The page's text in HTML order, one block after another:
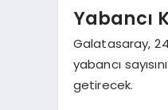
Yabancı
Galatasaray,
yabancı
getirecek.